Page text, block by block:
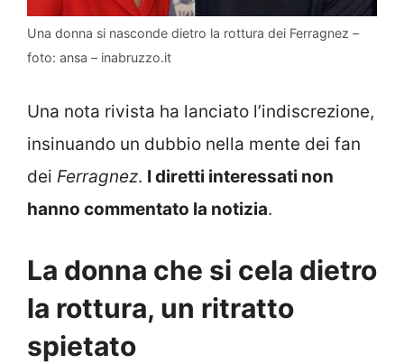
Una donna si nasconde dietro la rottura dei Ferragnez –
foto: ansa – inabruzzo.it
Una nota rivista ha lanciato l’indiscrezione,
insinuando un dubbio nella mente dei fan
dei Ferragnez. I diretti interessati non
hanno commentato la notizia.
La donna che si cela dietro
la rottura, un ritratto
spietato